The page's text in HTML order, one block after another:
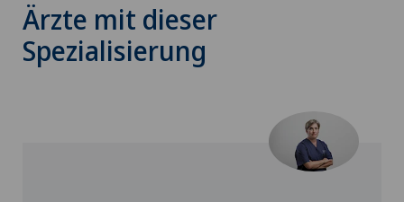
Ärzte mit dieser
Spezialisierung